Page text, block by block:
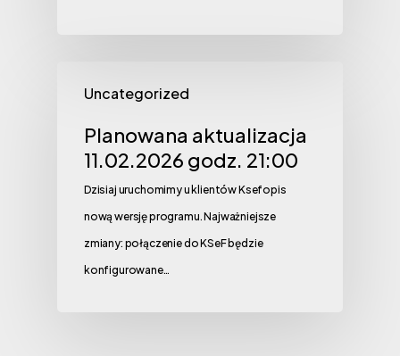
Uncategorized
Planowana aktualizacja
11.02.2026 godz. 21:00
Dzisiaj uruchomimy u klientów Ksefopis
nową wersję programu. Najważniejsze
zmiany: połączenie do KSeF będzie
konfigurowane…